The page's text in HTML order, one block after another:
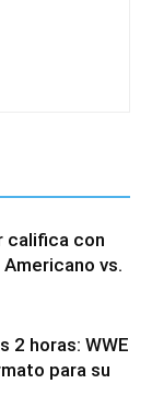
califica con
vs.
2 horas: WWE
para su